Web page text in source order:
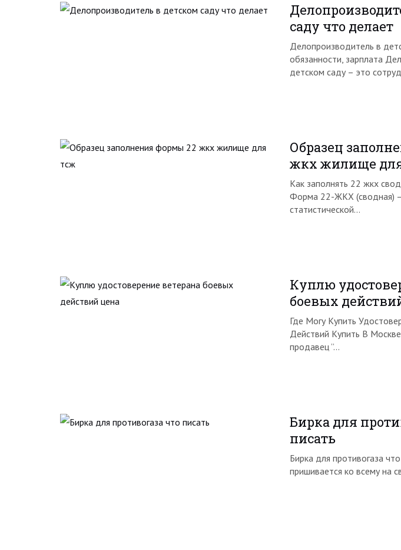
саду что делает
Делопроизводитель в
обязанности, зарплата
детском саду – это
Образец
жкх жилище
Как заполнять 22 жкх
Форма 22-ЖКХ (сводная)
статистической…
Куплю
боевых
Где Могу Купить
Действий Купить В
продавец ”…
Бирка для
писать
Бирка для противогаза
пришивается ко всему на